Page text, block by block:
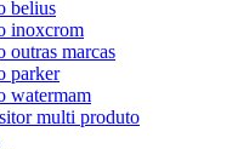
belius
inoxcrom
outras marcas
parker
watermam
multi produto